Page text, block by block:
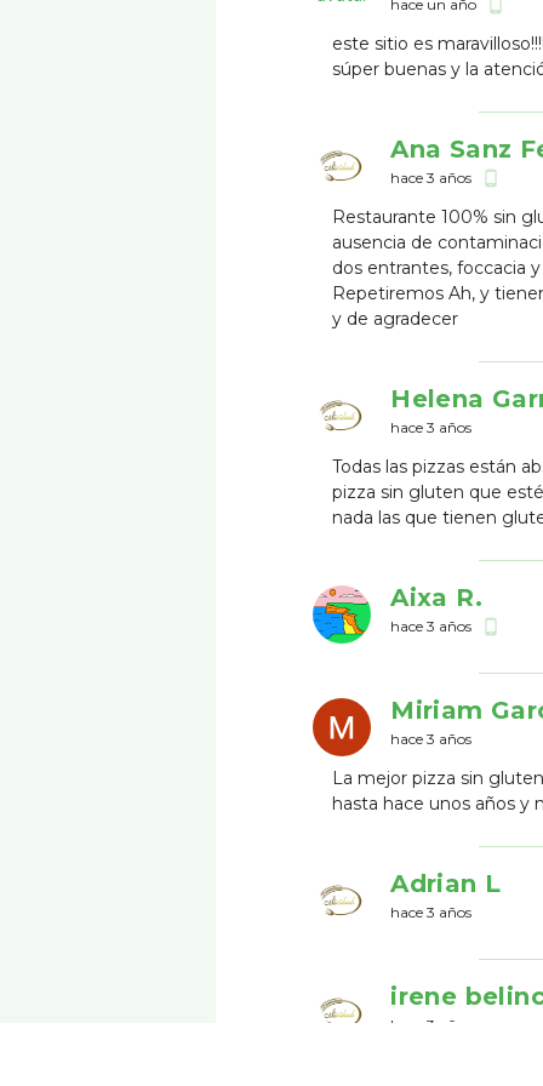
hace un año
este sitio es
súper buenas y la
Ana Sanz
hace 3 años phone_android
Restaurante 100% sin
ausencia de
dos entrantes, foccacia
Repetiremos Ah, y
y de agradecer
Helena
hace 3 años
Todas las pizzas están
pizza sin gluten que
nada las que tienen
Aixa R.
hace 3 años phone_android
Miriam
hace 3 años
La mejor pizza sin
hasta hace unos años y
Adrian L
hace 3 años
irene
hace 3 años